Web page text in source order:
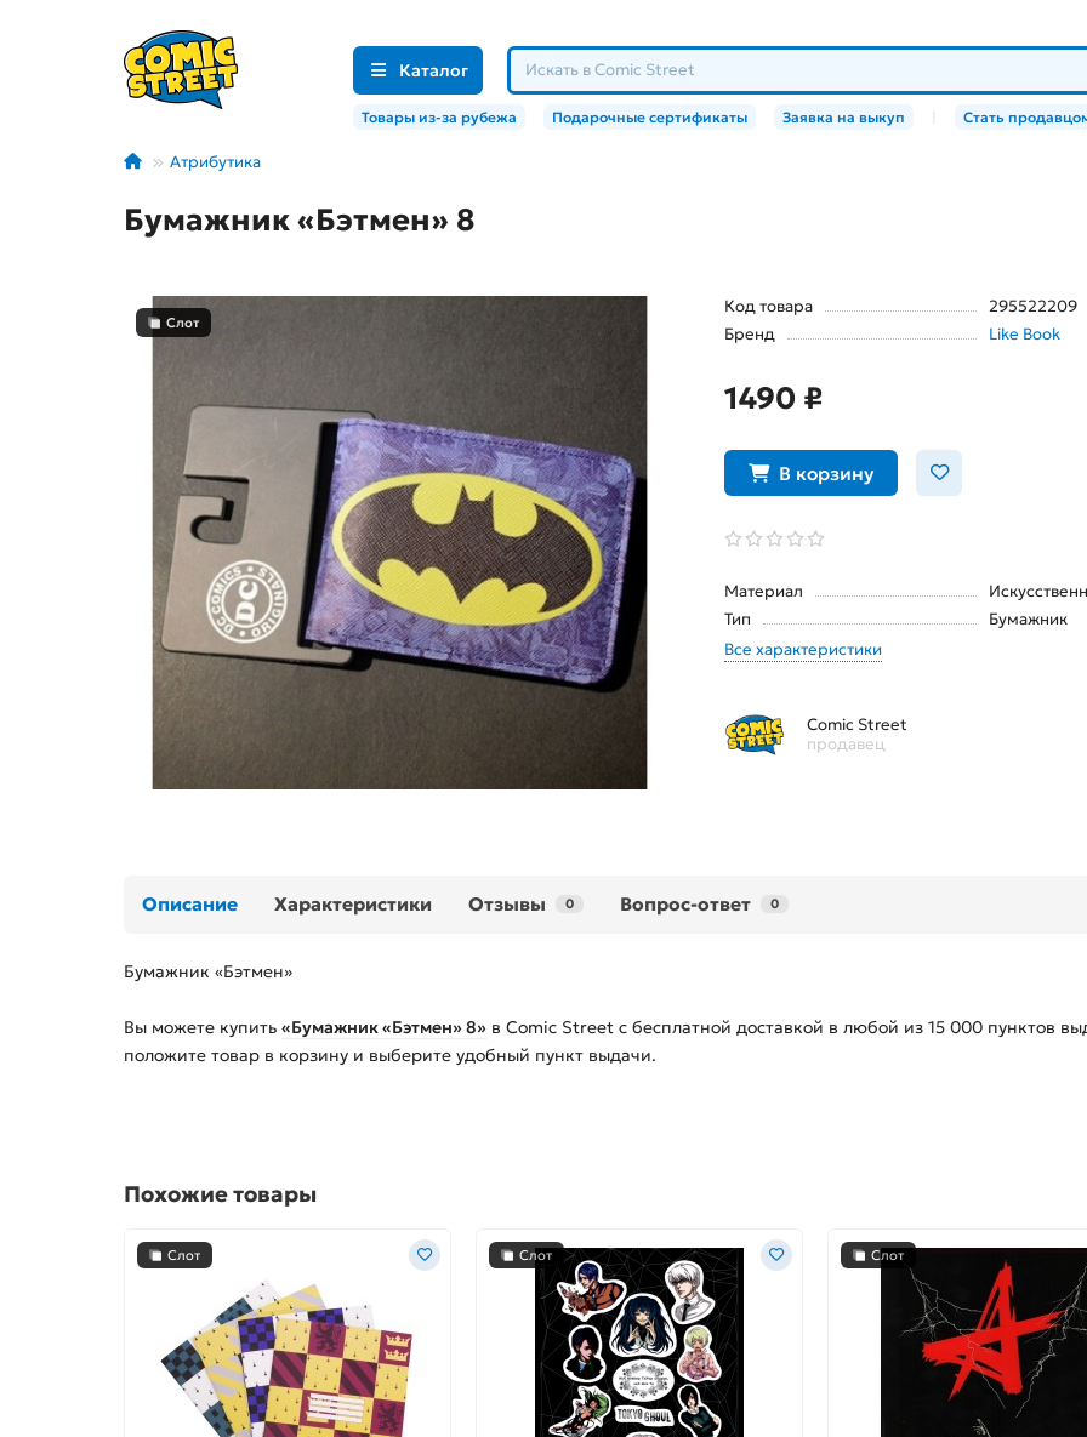
Каталог
Товары из-за рубежа Подарочные сертификаты Заявка на выкуп Стать
Атрибутика
Бумажник «Бэтмен» 8
Слот
Код товара
295522209
Бренд
Like Book
1490 ₽
В корзину
Материал
Тип
Бумажник
Все характеристики
Comic Street
продавец
Описание Характеристики Отзывы 0 Вопрос-ответ 0
Бумажник «Бэтмен»
Вы можете купить «Бумажник «Бэтмен» 8» в Comic Street с бесплатной доставкой в любой из 15 000 пунктов
положите товар в корзину и выберите удобный пункт выдачи.
Похожие товары
Слот Слот Слот